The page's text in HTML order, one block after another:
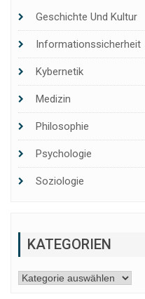
Geschichte Und Kultur
Informationssicherheit
Kybernetik
Medizin
Philosophie
Psychologie
Soziologie
KATEGORIEN
Kategorien